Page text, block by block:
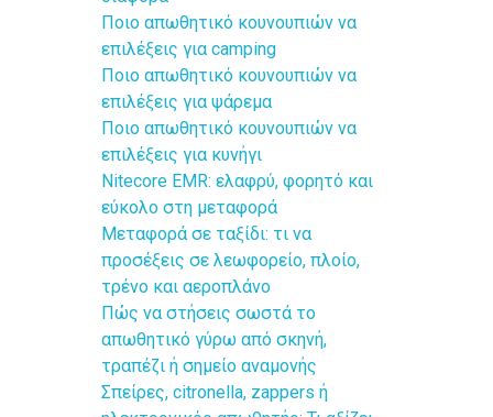
Ποιο απωθητικό κουνουπιών να
επιλέξεις για camping
Ποιο απωθητικό κουνουπιών να
επιλέξεις για ψάρεμα
Ποιο απωθητικό κουνουπιών να
επιλέξεις για κυνήγι
Nitecore EMR: ελαφρύ, φορητό και
εύκολο στη μεταφορά
Μεταφορά σε ταξίδι: τι να
προσέξεις σε λεωφορείο, πλοίο,
τρένο και αεροπλάνο
Πώς να στήσεις σωστά το
απωθητικό γύρω από σκηνή,
τραπέζι ή σημείο αναμονής
Σπείρες, citronella, zappers ή